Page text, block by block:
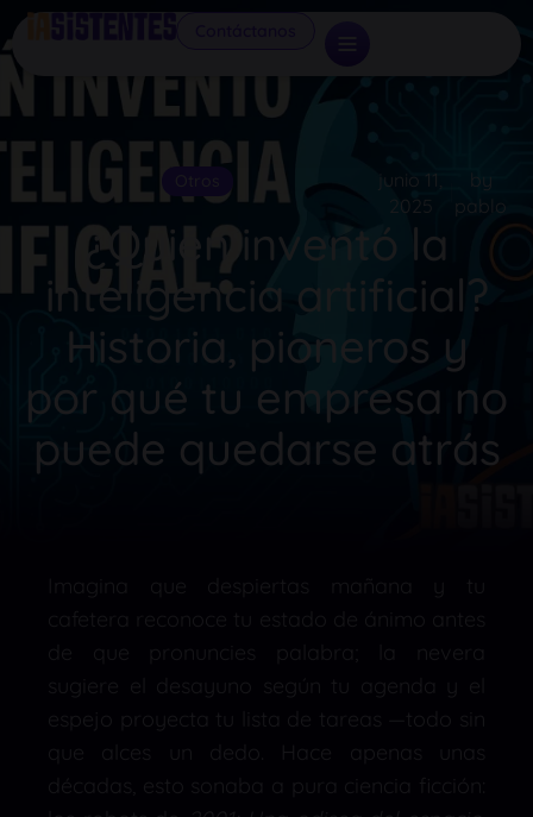
junio 11,
2025
pablo
¿Quién inventó la
inteligencia artificial?
Historia, pioneros y
por qué tu empresa no
puede quedarse atrás